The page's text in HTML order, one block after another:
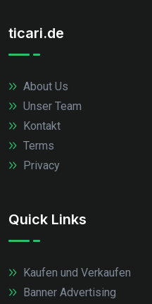
ticari.de
About Us
Unser Team
Kontakt
Terms
Privacy
Quick Links
Kaufen und Verkaufen
Banner Advertising